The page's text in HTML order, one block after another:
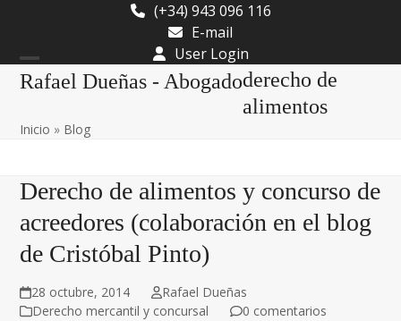
content
(+34) 943 096 116
E-mail
User Login
Rafael Dueñas - Abogado
Open
menu
Close
menu
derecho de
alimentos
Inicio » Blog
Derecho de alimentos y concurso de
acreedores (colaboración en el blog
de Cristóbal Pinto)
28 octubre, 2014
Rafael Dueñas
Derecho mercantil y concursal
0 comentarios